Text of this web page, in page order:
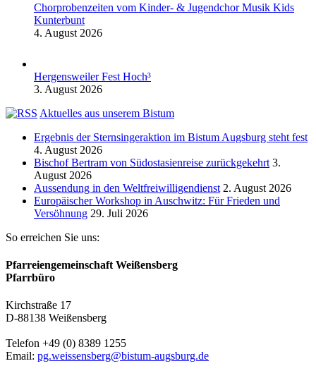
Chorprobenzeiten vom Kinder- & Jugendchor Musik Kids
Kunterbunt
4. August 2026
Hergensweiler Fest Hoch³
3. August 2026
Aktuelles aus unserem Bistum
Ergebnis der Sternsingeraktion im Bistum Augsburg steht fest
4. August 2026
Bischof Bertram von Südostasienreise zurückgekehrt 3.
August 2026
Aussendung in den Weltfreiwilligendienst 2. August 2026
Europäischer Workshop in Auschwitz: Für Frieden und
Versöhnung 29. Juli 2026
So erreichen Sie uns:
Pfarreiengemeinschaft Weißensberg
Pfarrbüro
Kirchstraße 17
D-88138 Weißensberg
Telefon +49 (0) 8389 1255
Email: pg.weissensberg@bistum-augsburg.de